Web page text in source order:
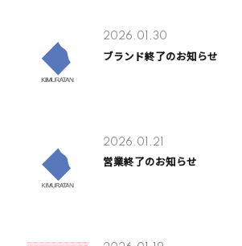
2026.01.30
ブランド終了のお知らせ
2026.01.21
営業終了のお知らせ